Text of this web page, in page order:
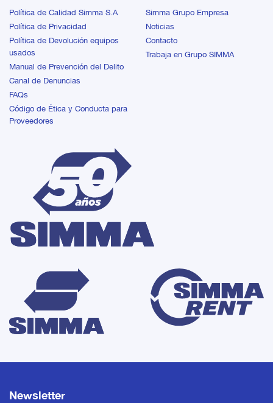
Política de Calidad Simma S.A
Política de Privacidad
Política de Devolución equipos
usados
Manual de Prevención del Delito
Canal de Denuncias
FAQs
Código de Ética y Conducta para
Proveedores
Simma Grupo Empresa
Noticias
Contacto
Trabaja en Grupo SIMMA
Newsletter